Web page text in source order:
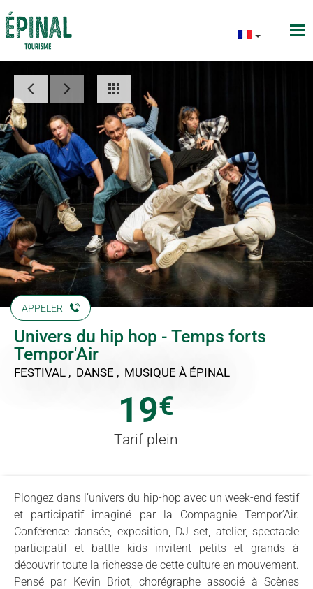
APPELER
Univers du hip hop - Temps forts
Tempor'Air
FESTIVAL , DANSE , MUSIQUE À ÉPINAL
19€
Tarif plein
Plongez dans l’univers du hip-hop avec un week-end festif
et participatif imaginé par la Compagnie Tempor’Air.
Conférence dansée, exposition, DJ set, atelier, spectacle
participatif et battle kids invitent petits et grands à
découvrir toute la richesse de cette culture en mouvement.
Pensé par Kevin Briot, chorégraphe associé à Scènes